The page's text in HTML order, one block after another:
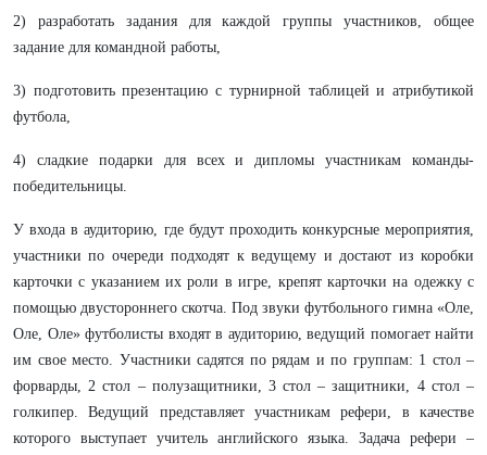
2) разработать задания для каждой группы участников, общее
задание для командной работы,
3) подготовить презентацию с турнирной таблицей и атрибутикой
футбола,
4) сладкие подарки для всех и дипломы участникам команды-
победительницы.
У входа в аудиторию, где будут проходить конкурсные мероприятия,
участники по очереди подходят к ведущему и достают из коробки
карточки с указанием их роли в игре, крепят карточки на одежку с
помощью двустороннего скотча. Под звуки футбольного гимна «Оле,
Оле, Оле» футболисты входят в аудиторию, ведущий помогает найти
им свое место. Участники садятся по рядам и по группам: 1 стол –
форварды, 2 стол – полузащитники, 3 стол – защитники, 4 стол –
голкипер. Ведущий представляет участникам рефери, в качестве
которого выступает учитель английского языка. Задача рефери –